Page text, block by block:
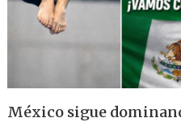
México sigue